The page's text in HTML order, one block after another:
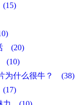
(15)
(20)
(10)
为什么很牛？ (38)
(17)